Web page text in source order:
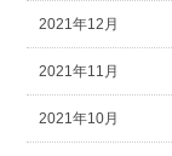
2021年12月
2021年11月
2021年10月